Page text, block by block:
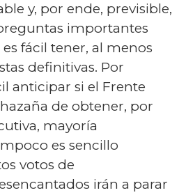
y, por ende, previsible,
importantes
fácil tener, al menos
definitivas. Por
anticipar si el Frente
de obtener, por
mayoría
es sencillo
votos de
irán a parar